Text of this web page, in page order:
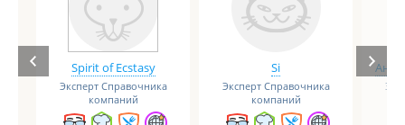
Spirit of Ecstasy
Эксперт Справочника
компаний
Si
Эксперт Справочника
компаний